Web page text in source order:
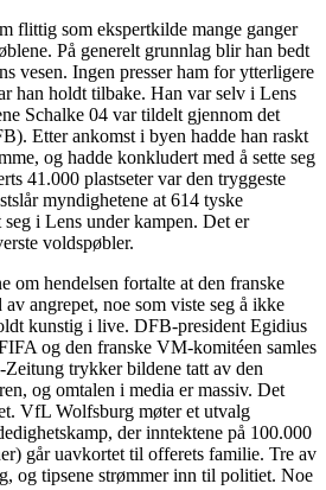
flittig som ekspertkilde mange ganger
På generelt grunnlag blir han bedt
vesen. Ingen presser ham for ytterligere
han holdt tilbake. Han var selv i Lens
Schalke 04 var tildelt gjennom det
Etter ankomst i byen hadde han raskt
og hadde konkludert med å sette seg
41.000 plastseter var den tryggeste
myndighetene at 614 tyske
i Lens under kampen. Det er
voldspøbler.
om hendelsen fortalte at den franske
angrepet, noe som viste seg å ikke
kunstig i live. DFB-president Egidius
og den franske VM-komitéen samles
trykker bildene tatt av den
og omtalen i media er massiv. Det
VfL Wolfsburg møter et utvalg
der inntektene på 100.000
går uavkortet til offerets familie. Tre av
og tipsene strømmer inn til politiet. Noe